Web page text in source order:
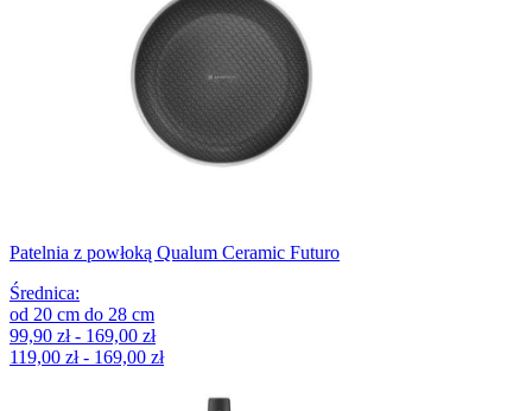
Patelnia z powłoką Qualum Ceramic Futuro
Średnica:
od 20 cm do 28 cm
99,90 zł - 169,00 zł
119,00 zł - 169,00 zł